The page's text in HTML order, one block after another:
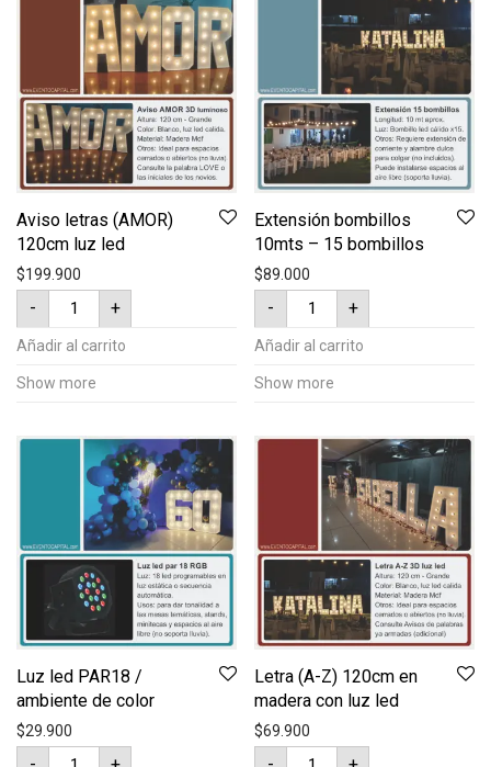
Aviso letras (AMOR)
120cm luz led
$199.900
-
Aviso
letras
(AMOR)
120cm
cantidad
+
Añadir al carrito
Show more
Extensión bombillos
10mts – 15 bombillos
$89.000
-
Extensión
bombillos
10mts
-
cantidad
+
Añadir al carrito
Show more
Luz led PAR18 /
ambiente de color
$29.900
Luz
Letra (A-Z) 120cm en
madera con luz led
$69.900
Letra